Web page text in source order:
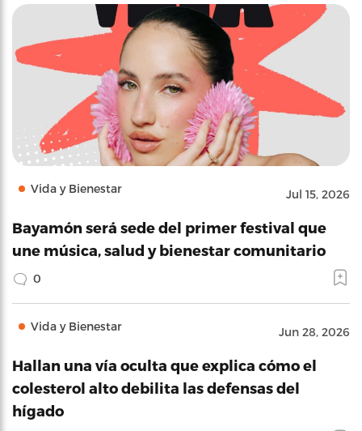
Vida y Bienestar Jul 15, 2026
Bayamón será sede del primer festival que
une música, salud y bienestar comunitario
0
Vida y Bienestar Jun 28, 2026
Hallan una vía oculta que explica cómo el
colesterol alto debilita las defensas del
hígado